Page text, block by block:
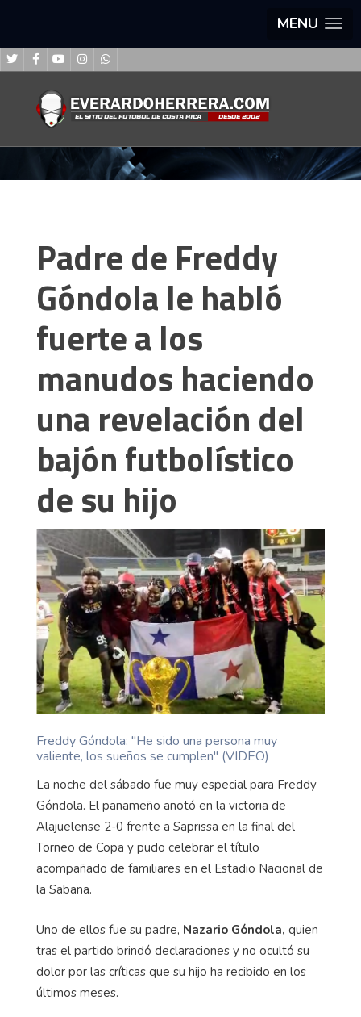
MENU
Padre de Freddy
Góndola le habló
fuerte a los
manudos haciendo
una revelación del
bajón futbolístico
de su hijo
Freddy Góndola: "He sido una persona muy
valiente, los sueños se cumplen" (VIDEO)
La noche del sábado fue muy especial para Freddy
Góndola. El panameño anotó en la victoria de
Alajuelense 2-0 frente a Saprissa en la final del
Torneo de Copa y pudo celebrar el título
acompañado de familiares en el Estadio Nacional de
la Sabana.
Uno de ellos fue su padre, Nazario Góndola, quien
tras el partido brindó declaraciones y no ocultó su
dolor por las críticas que su hijo ha recibido en los
últimos meses.